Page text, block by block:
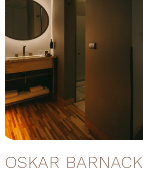
OSKAR BARNACK